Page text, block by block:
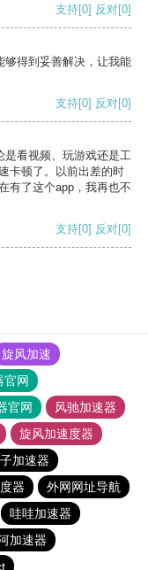
支持[0] 反对[0]
够得到妥善解决，让我能
支持[0] 反对[0]
是看视频、玩游戏还是工
卡顿了。以前出差的时
有了这个app，我再也不
支持[0] 反对[0]
旋风加速
官网
官网
风驰加速器
旋风加速度器
加速器
器
外网网址导航
哇哇加速器
加速器